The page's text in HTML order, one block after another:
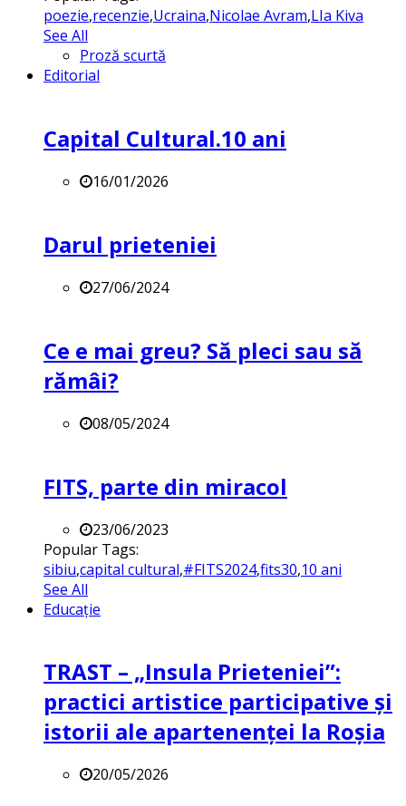
poezie,recenzie,Ucraina,Nicolae Avram,LIa Kiva
See All
Proză scurtă
Editorial
Capital Cultural.10 ani
16/01/2026
Darul prieteniei
27/06/2024
Ce e mai greu? Să pleci sau să
rămâi?
08/05/2024
FITS, parte din miracol
23/06/2023
Popular Tags:
sibiu,capital cultural,#FITS2024,fits30,10 ani
See All
Educație
TRAST – „Insula Prieteniei”:
practici artistice participative și
istorii ale apartenenței la Roșia
20/05/2026